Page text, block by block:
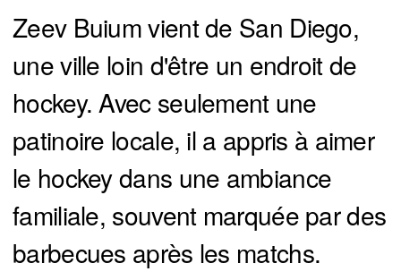
Zeev Buium vient de San Diego,
une ville loin d'être un endroit de
hockey. Avec seulement une
patinoire locale, il a appris à aimer
le hockey dans une ambiance
familiale, souvent marquée par des
barbecues après les matchs.